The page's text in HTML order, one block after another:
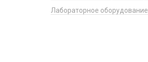
Лабораторное оборудование